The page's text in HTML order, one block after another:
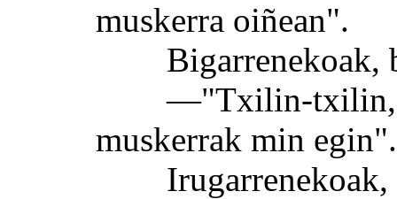
muskerra oiñean".
Bigarrenekoak,
—"Txilin-txilin, ur
muskerrak min egin".
Irugarrenekoak,